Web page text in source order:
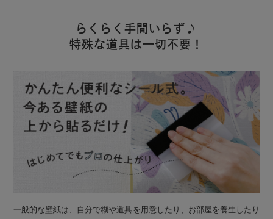
らくらく手間いらず♪
特殊な道具は一切不要！
一般的な壁紙は、自分で糊や道具を用意したり、お部屋を養生したり